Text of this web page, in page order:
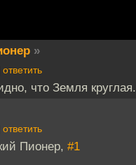
»
ответить
что Земля круглая.
ответить
Пионер, #1